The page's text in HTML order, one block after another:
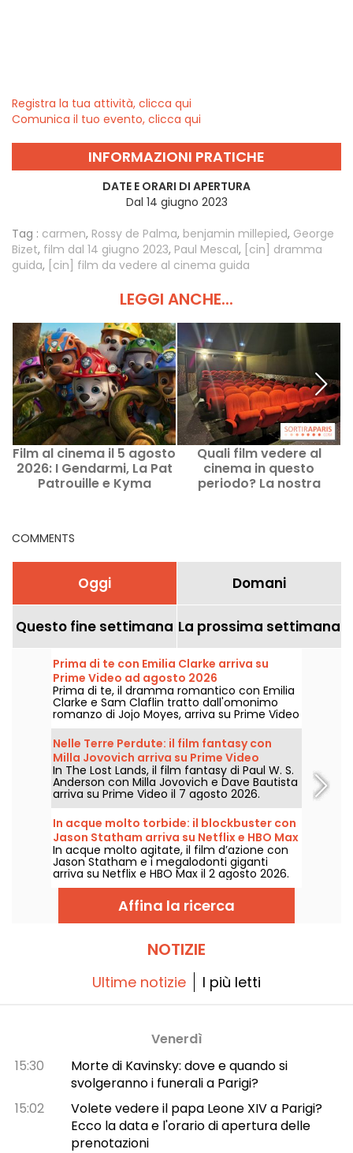
Registra la tua attività, clicca qui
Comunica il tuo evento, clicca qui
INFORMAZIONI PRATICHE
DATE E ORARI DI APERTURA
Dal 14 giugno 2023
Tag : carmen, Rossy de Palma, benjamin millepied, George
Bizet, film dal 14 giugno 2023, Paul Mescal, [cin] dramma
guida, [cin] film da vedere al cinema guida
LEGGI ANCHE...
Film al cinema il 5 agosto
2026: I Gendarmi, La Pat
Patrouille e Kyma
Quali film vedere al
cinema in questo
periodo? La nostra
COMMENTS
Oggi Domani
Questo fine settimana La prossima settimana
Prima di te con Emilia Clarke arriva su
Prime Video ad agosto 2026
Prima di te, il dramma romantico con Emilia
Clarke e Sam Claflin tratto dall'omonimo
romanzo di Jojo Moyes, arriva su Prime Video
il 1° agosto 2026.
Nelle Terre Perdute: il film fantasy con
Milla Jovovich arriva su Prime Video
In The Lost Lands, il film fantasy di Paul W. S.
Anderson con Milla Jovovich e Dave Bautista
arriva su Prime Video il 7 agosto 2026.
In acque molto torbide: il blockbuster con
Jason Statham arriva su Netflix e HBO Max
In acque molto agitate, il film d’azione con
Jason Statham e i megalodonti giganti
arriva su Netflix e HBO Max il 2 agosto 2026.
Affina la ricerca
NOTIZIE
Ultime notizie I più letti
Venerdì
15:30
Morte di Kavinsky: dove e quando si
svolgeranno i funerali a Parigi?
15:02
Volete vedere il papa Leone XIV a Parigi?
Ecco la data e l'orario di apertura delle
prenotazioni